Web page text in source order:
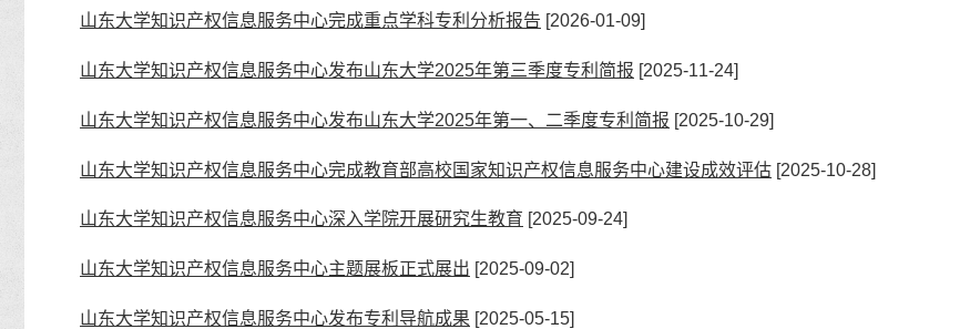
山东大学知识产权信息服务中心完成重点学科专利分析报告 [2026-01-09]
山东大学知识产权信息服务中心发布山东大学2025年第三季度专利简报 [2025-11-24]
山东大学知识产权信息服务中心发布山东大学2025年第一、二季度专利简报 [2025-10-29]
山东大学知识产权信息服务中心完成教育部高校国家知识产权信息服务中心建设成效评估 [2025-10-28]
山东大学知识产权信息服务中心深入学院开展研究生教育 [2025-09-24]
山东大学知识产权信息服务中心主题展板正式展出 [2025-09-02]
山东大学知识产权信息服务中心发布专利导航成果 [2025-05-15]